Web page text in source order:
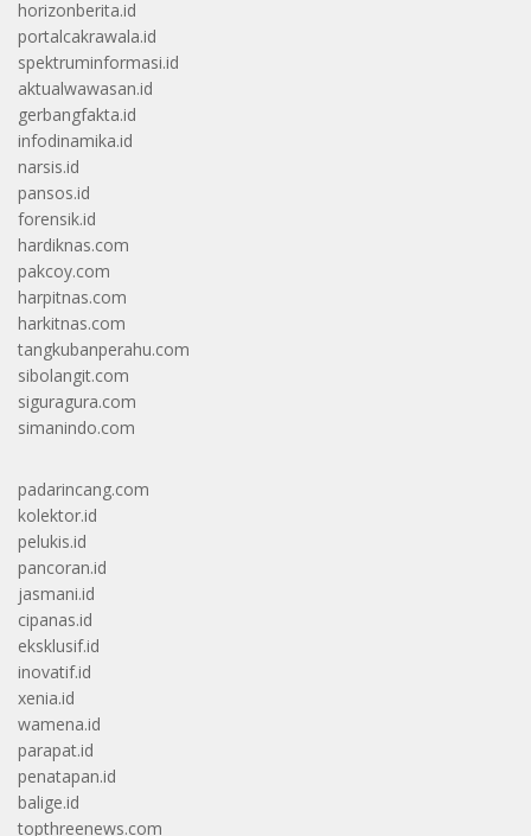
horizonberita.id
portalcakrawala.id
spektruminformasi.id
aktualwawasan.id
gerbangfakta.id
infodinamika.id
narsis.id
pansos.id
forensik.id
hardiknas.com
pakcoy.com
harpitnas.com
harkitnas.com
tangkubanperahu.com
sibolangit.com
siguragura.com
simanindo.com
padarincang.com
kolektor.id
pelukis.id
pancoran.id
jasmani.id
cipanas.id
eksklusif.id
inovatif.id
xenia.id
wamena.id
parapat.id
penatapan.id
balige.id
topthreenews.com